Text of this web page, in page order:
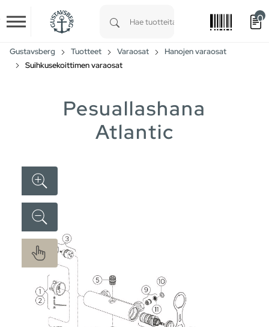
Skip to main content
0
Gustavsberg Tuotteet Varaosat
Hanojen varaosat
Suihkusekoittimen varaosat
Pesuallashana
Atlantic